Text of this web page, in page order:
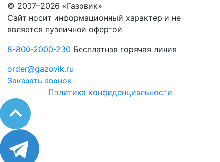
© 2007–2026 «Газовик»
Сайт носит информационный характер и не
является публичной офертой
8-800-2000-230 Бесплатная горячая линия
order@gazovik.ru
Заказать звонок
Политика конфиденциальности